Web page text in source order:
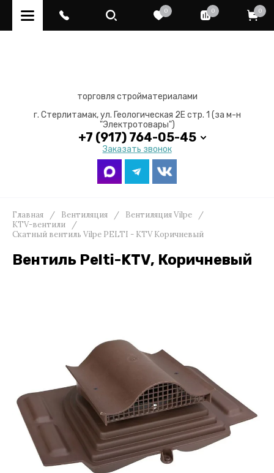
0 0 0
торговля стройматериалами
г. Стерлитамак, ул. Геологическая 2Е стр. 1 (за м-н
"Электротовары")
+7 (917) 764-05-45
Заказать звонок
Главная / Вентиляция / Вентиляция Vilpe
/
KTV-вентили
/
Скатный вентиль Vilpe PELTI - KTV Коричневый
Вентиль Pelti-KTV, Коричневый